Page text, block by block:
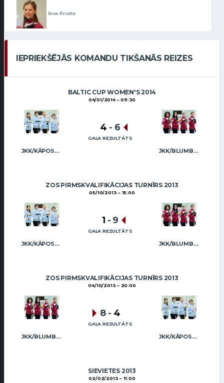
Ieva Krusta
IEPRIEKŠĒJĀS KOMANDU TIKŠANĀS REIZES
BALTIC CUP WOMEN'S 2014
04/01/2014 09:30
JKK/KĀPOSTIŅA JKK/BLUMBERGA-BĒRZIŅA
4 - 6
GALA REZULTĀTS
ZOS PIRMSKVALIFIKĀCIJAS TURNĪRS 2013
05/10/2013 15:00
JKK/KĀPOSTIŅA JKK/BLUMBERGA-BĒRZIŅA
1 - 9
GALA REZULTĀTS
ZOS PIRMSKVALIFIKĀCIJAS TURNĪRS 2013
04/10/2013 20:00
JKK/BLUMBERGA-BĒRZIŅA JKK/KĀPOSTIŅA
8 - 4
GALA REZULTĀTS
SIEVIETES 2013
02/02/2013 11:00